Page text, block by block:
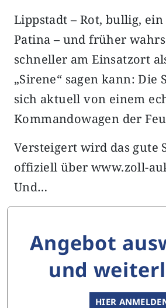
Lippstadt – Rot, bullig, ein
Patina – und früher
schneller am Einsatzort
„Sirene“ sagen kann: Die
sich aktuell von einem
Kommandowagen der
Versteigert wird das gute
offiziell über www.zoll-
Und…
Angebot
und
HIER